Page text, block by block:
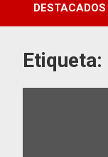
DESTACADOS
Etiqueta: